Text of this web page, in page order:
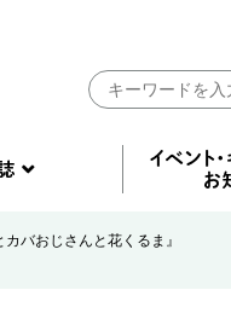
バおじさんと花くるま』